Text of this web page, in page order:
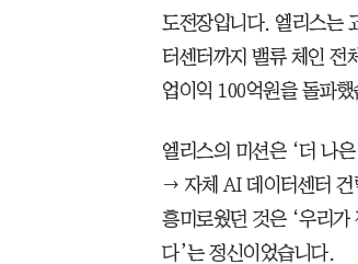
도전장입니다. 엘리스는
터센터까지 밸류 체인 전
업이익 100억원을 돌파했
엘리스의 미션은 ‘더 나
→ 자체 AI 데이터센터 건
흥미로웠던 것은 ‘우리
다’는 정신이었습니다.